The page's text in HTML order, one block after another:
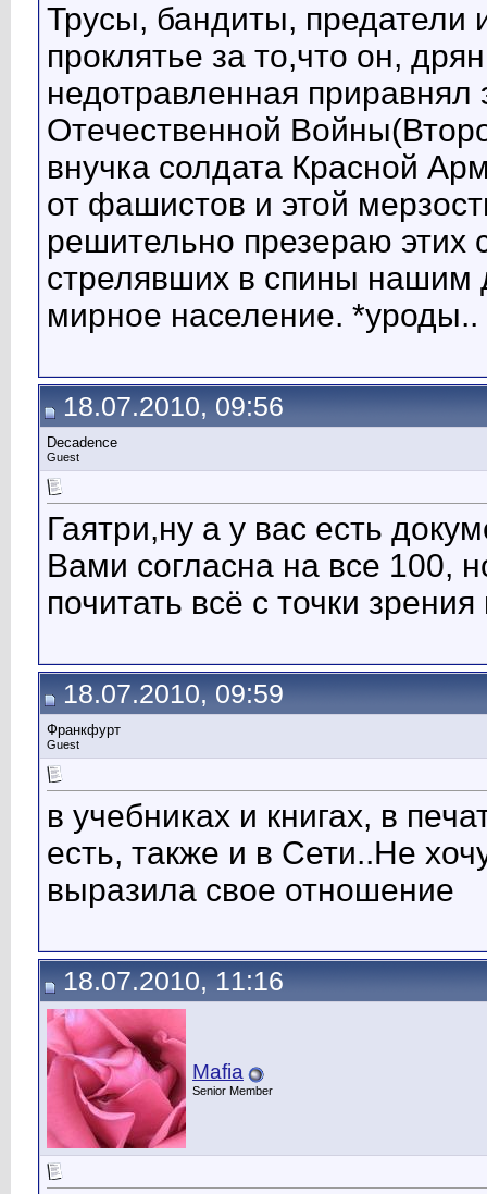
Трусы, бандиты,
проклятье за то,что он,
недотравленная приравнял
Отечественной
внучка солдата Красной
от фашистов и этой
решительно презераю
стрелявших в спины
мирное население. *уроды..
18.07.2010, 09:56
Decadence
Guest
Гаятри,ну а у вас есть
Вами согласна на все 100,
почитать всё с точки
18.07.2010, 09:59
Франкфурт
Guest
в учебниках и книгах, в
есть, также и в Сети..Не
выразила свое отношение
18.07.2010, 11:16
Mafia
Senior Member